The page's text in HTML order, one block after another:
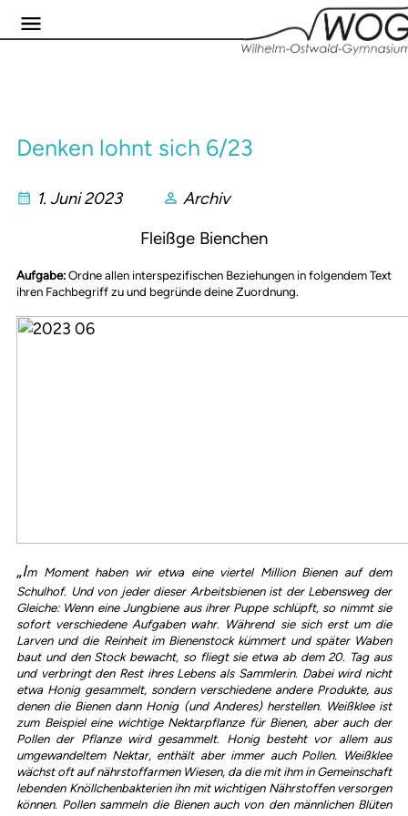
Denken lohnt sich 6/23
1. Juni 2023 Archiv
Fleißge Bienchen
Aufgabe:Ordne allen interspezifischen Beziehungen in folgendem Text
ihren Fachbegriff zu und begründe deine Zuordnung.
„Im Moment haben wir etwa eine viertel Million Bienen auf dem
Schulhof. Und von jeder dieser Arbeitsbienen ist der Lebensweg der
Gleiche: Wenn eine Jungbiene aus ihrer Puppe schlüpft, so nimmt sie
sofort verschiedene Aufgaben wahr. Während sie sich erst um die
Larven und die Reinheit im Bienenstock kümmert und später Waben
baut und den Stock bewacht, so fliegt sie etwa ab dem 20. Tag aus
und verbringt den Rest ihres Lebens als Sammlerin. Dabei wird nicht
etwa Honig gesammelt, sondern verschiedene andere Produkte, aus
denen die Bienen dann Honig (und Anderes) herstellen. Weißklee ist
zum Beispiel eine wichtige Nektarpflanze für Bienen, aber auch der
Pollen der Pflanze wird gesammelt. Honig besteht vor allem aus
umgewandeltem Nektar, enthält aber immer auch Pollen. Weißklee
wächst oft auf nährstoffarmen Wiesen, da die mit ihm in Gemeinschaft
lebenden Knöllchenbakterien ihn mit wichtigen Nährstoffen versorgen
können. Pollen sammeln die Bienen auch von den männlichen Blüten